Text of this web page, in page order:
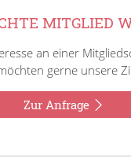
MITGLIED
an einer
gerne unsere
Zur Anfrage